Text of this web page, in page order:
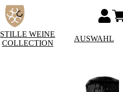
STILLE WEINE
COLLECTION
AUSWAHL